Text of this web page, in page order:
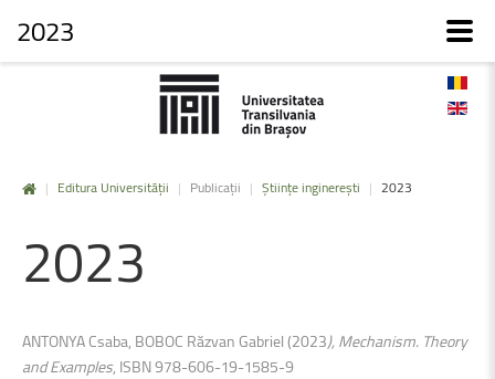
| Editura Universității | Publicații | Științe inginerești | 2023
2023
ANTONYA Csaba, BOBOC Răzvan Gabriel (2023), Mechanism. Theory
and Examples, ISBN 978-606-19-1585-9
2023